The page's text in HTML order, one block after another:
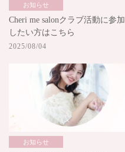
お知らせ
Cheri me salonクラブ活動に参加
したい方はこちら
2025/08/04
お知らせ